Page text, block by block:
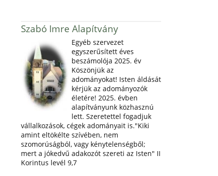
Szabó Imre Alapítvány
Egyéb szervezet
egyszerűsített éves
beszámolója 2025. év
Köszönjük az
adományokat! Isten áldását
kérjük az adományozók
életére! 2025. évben
alapítványunk közhasznú
lett. Szeretettel fogadjuk
vállalkozások, cégek adományait is."Kiki
amint eltökélte szívében, nem
szomorúságból, vagy kénytelenségből;
mert a jókedvű adakozót szereti az Isten" II
Korintus levél 9,7